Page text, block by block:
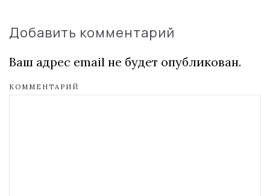
Добавить комментарий
Ваш адрес email не будет опубликован.
КОММЕНТАРИЙ